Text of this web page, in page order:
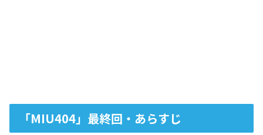
「MIU404」最終回・あらすじ